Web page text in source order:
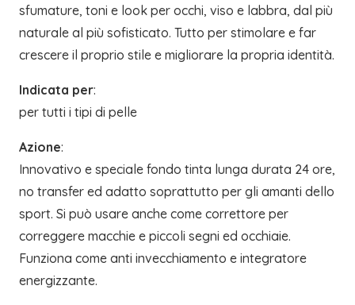
sfumature, toni e look per occhi, viso e labbra, dal più
naturale al più sofisticato. Tutto per stimolare e far
crescere il proprio stile e migliorare la propria identità.
Indicata per:
per tutti i tipi di pelle
Azione:
Innovativo e speciale fondo tinta lunga durata 24 ore,
no transfer ed adatto soprattutto per gli amanti dello
sport. Si può usare anche come correttore per
correggere macchie e piccoli segni ed occhiaie.
Funziona come anti invecchiamento e integratore
energizzante.